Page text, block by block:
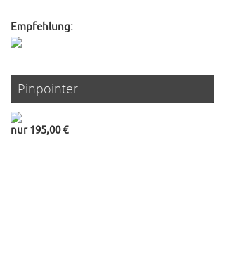
Empfehlung:
Pinpointer
nur 195,00 €